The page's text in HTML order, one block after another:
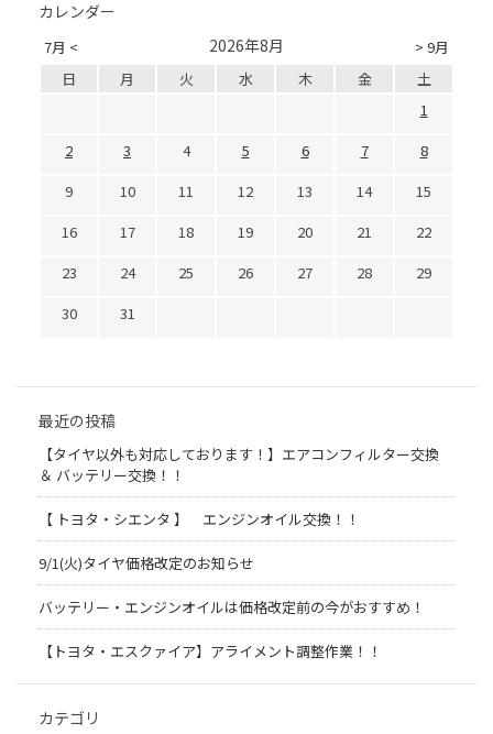
カレンダー
7月 < > 9月
2026年8月
日 月 火 水 木 金
土
1
2
3 4 5 6 7
8
9
10 11 12 13 14
15
16
17 18 19 20 21
22
23
24 25 26 27 28
29
30
31
最近の投稿
【タイヤ以外も対応しております！】エアコンフィルター交換
＆ バッテリー交換！！
【 トヨタ・シエンタ 】 エンジンオイル交換！！
9/1(火)タイヤ価格改定のお知らせ
バッテリー・エンジンオイルは価格改定前の今がおすすめ！
【トヨタ・エスクァイア】アライメント調整作業！！
カテゴリ